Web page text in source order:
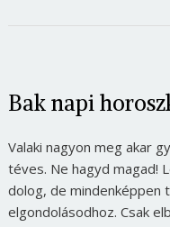
Bak napi
Valaki nagyon meg akar
téves. Ne hagyd magad!
dolog, de mindenképpen
elgondolásodhoz. Csak